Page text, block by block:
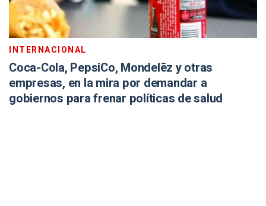
INTERNACIONAL
Coca-Cola, PepsiCo, Mondelēz y otras
empresas, en la mira por demandar a
gobiernos para frenar políticas de salud